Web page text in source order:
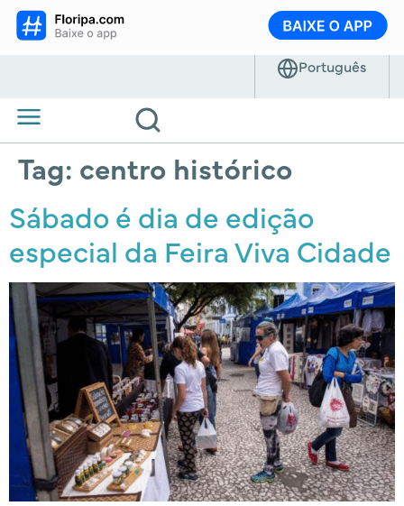
Tag: centro histórico
Sábado é dia de edição
especial da Feira Viva Cidade